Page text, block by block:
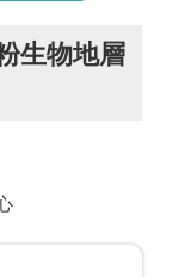
生物地層